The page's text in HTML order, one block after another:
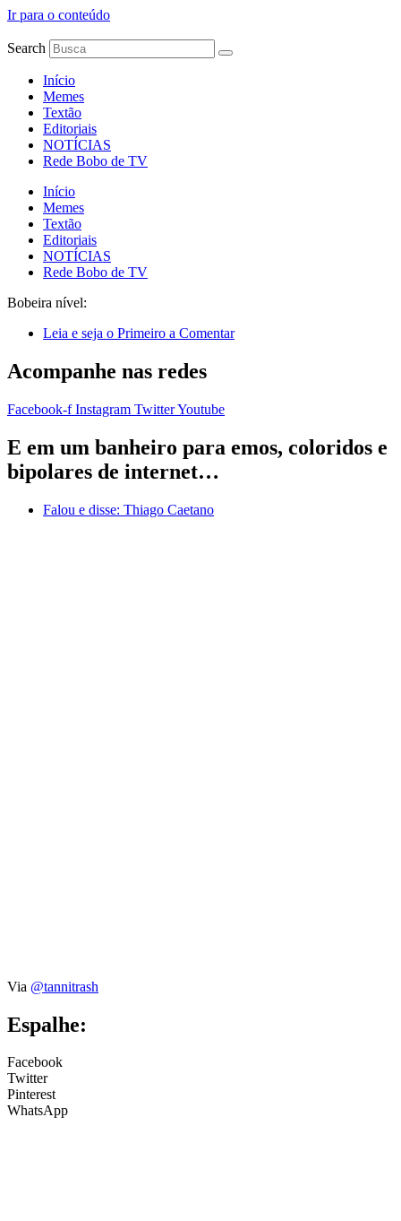
Ir para o conteúdo
Search
Início
Memes
Textão
Editoriais
NOTÍCIAS
Rede Bobo de TV
Início
Memes
Textão
Editoriais
NOTÍCIAS
Rede Bobo de TV
Bobeira nível:
Leia e seja o Primeiro a Comentar
Acompanhe nas redes
Facebook-f Instagram TwitterYoutube
E em um banheiro para emos, coloridos e
bipolares de internet…
Falou e disse: Thiago Caetano
Via @tannitrash
Espalhe:
Facebook
Twitter
Pinterest
WhatsApp